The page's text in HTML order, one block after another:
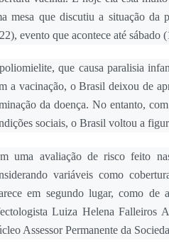
mesa que discutiu a situação
evento que acontece até
que causa paralisia
a vacinação, o Brasil deixou de
da doença. No entanto,
sociais, o Brasil voltou a
uma avaliação de risco feito
variáveis como
em segundo lugar, como
Luiza Helena Falleiros
Assessor Permanente da